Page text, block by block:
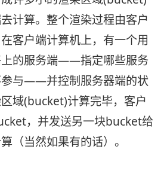
计算。整个渲染过程由客户
客户端计算机上，有一个用
上的服务端——指定哪些服务
参与——并控制服务器端的状
域(bucket)计算完毕，客户
，并发送另一块bucket给
（当然如果有的话）。